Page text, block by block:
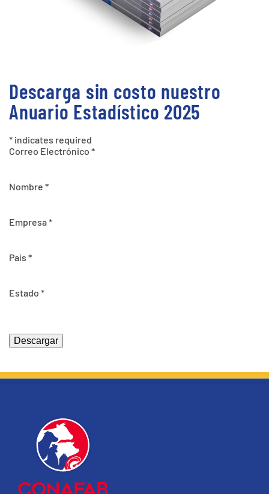
Descarga sin costo nuestro
Anuario Estadístico 2025
* indicates required
Correo Electrónico *
Nombre *
Empresa*
País *
Estado *